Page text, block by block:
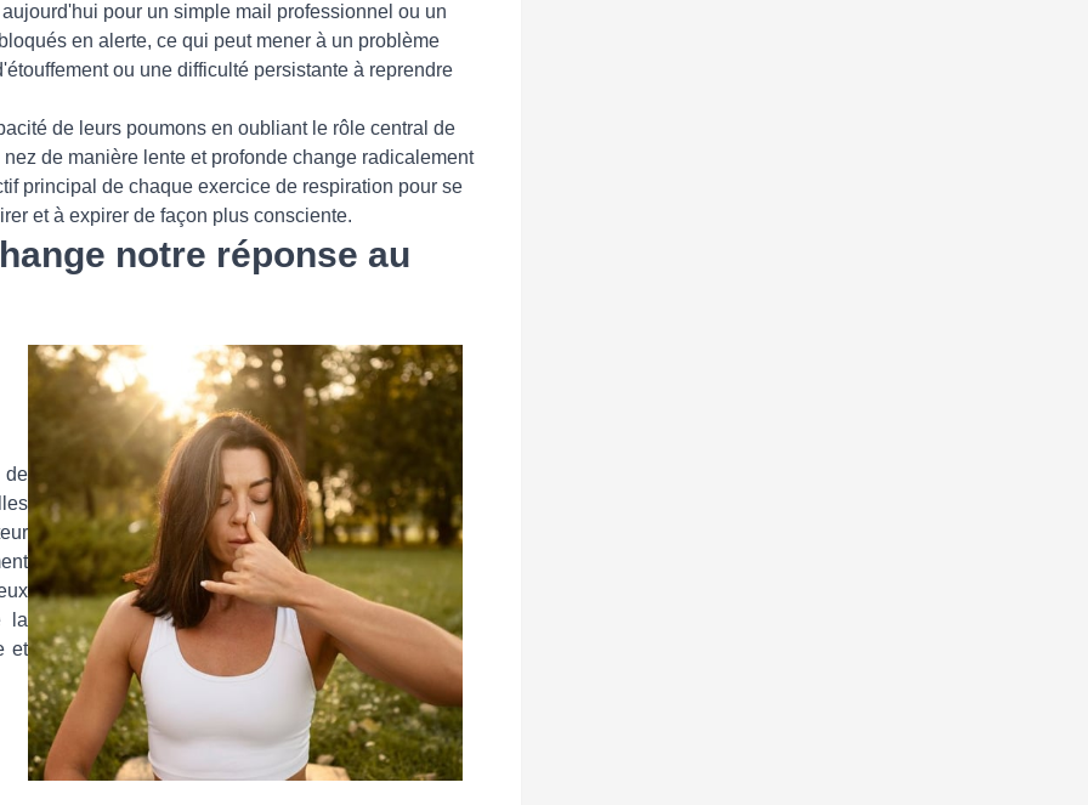
pour un simple mail professionnel ou un
en alerte, ce qui peut mener à un problème
ou une difficulté persistante à reprendre
de leurs poumons en oubliant le rôle central de
de manière lente et profonde change radicalement
principal de chaque exercice de respiration pour se
et à expirer de façon plus consciente.
notre réponse au
la
et